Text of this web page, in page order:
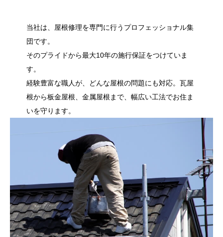
当社は、屋根修理を専門に行うプロフェッショナル集
団です。
そのプライドから最大10年の施行保証をつけていま
す。
経験豊富な職人が、どんな屋根の問題にも対応。瓦屋
根から板金屋根、金属屋根まで、幅広い工法でお住ま
いを守ります。